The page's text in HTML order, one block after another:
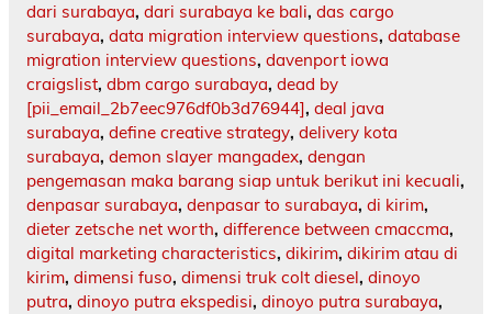
dari surabaya, dari surabaya ke bali, das cargo
surabaya, data migration interview questions, database
migration interview questions, davenport iowa
craigslist, dbm cargo surabaya, dead by
[pii_email_2b7eec976df0b3d76944], deal java
surabaya, define creative strategy, delivery kota
surabaya, demon slayer mangadex, dengan
pengemasan maka barang siap untuk berikut ini kecuali,
denpasar surabaya, denpasar to surabaya, di kirim,
dieter zetsche net worth, difference between cmaccma,
digital marketing characteristics, dikirim, dikirim atau di
kirim, dimensi fuso, dimensi truk colt diesel, dinoyo
putra, dinoyo putra ekspedisi, dinoyo putra surabaya,